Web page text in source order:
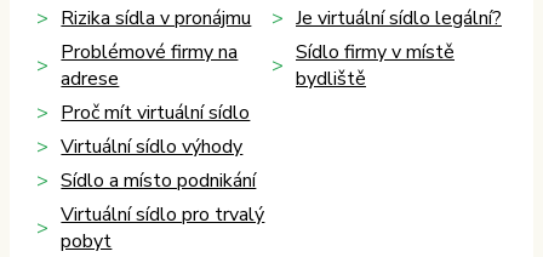
Rizika sídla v pronájmu
Problémové firmy na
adrese
Proč mít virtuální sídlo
Virtuální sídlo výhody
Sídlo a místo podnikání
Virtuální sídlo pro trvalý
pobyt
Je virtuální sídlo legální?
Sídlo firmy v místě
bydliště